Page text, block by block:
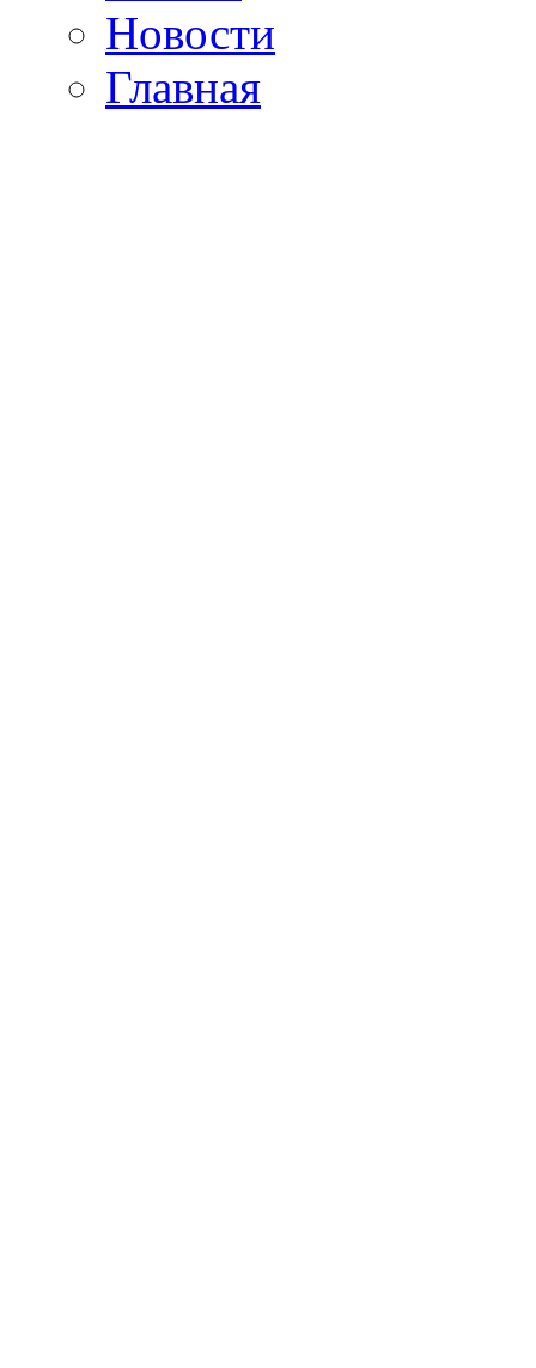
Новости
Главная